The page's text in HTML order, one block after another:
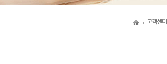
고객센터